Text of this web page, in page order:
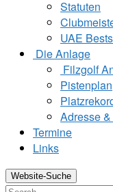
Statuten
UAE
Die Anlage
Filzgolf
Pistenplan
Adresse
Termine
Links
Website-Suche